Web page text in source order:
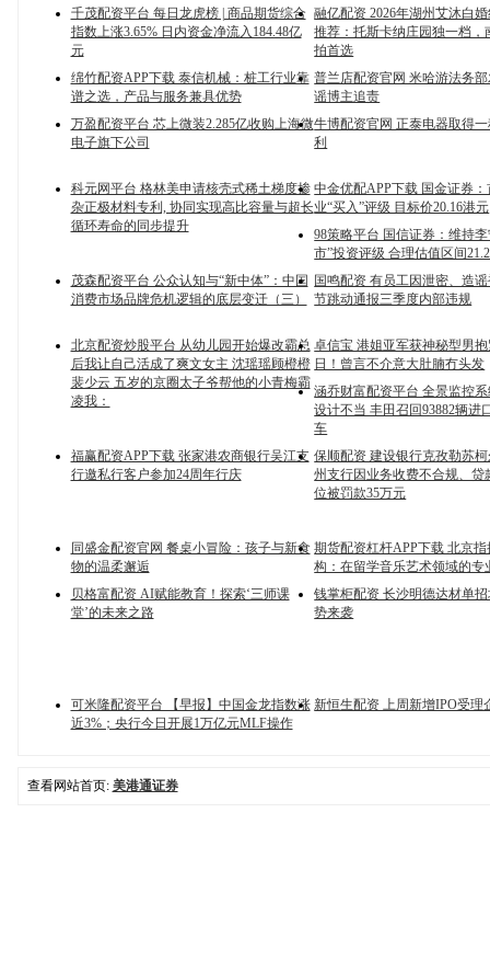
千茂配资平台 每日龙虎榜 | 商品期货综合
指数上涨3.65% 日内资金净流入184.48亿
元
融亿配资 2026年湖州艾沐白
推荐：托斯卡纳庄园独一档，
拍首选
绵竹配资APP下载 泰信机械：桩工行业靠
谱之选，产品与服务兼具优势
普兰店配资官网 米哈游法务
谣博主追责
万盈配资平台 芯上微装2.285亿收购上海微
电子旗下公司
牛博配资官网 正泰电器取得
利
科元网平台 格林美申请核壳式稀土梯度掺
杂正极材料专利, 协同实现高比容量与超长
循环寿命的同步提升
中金优配APP下载 国金证券
业“买入”评级 目标价20.16港元
98策略平台 国信证券：维持
市”投资评级 合理估值区间
茂森配资平台 公众认知与“新中体”：中国
消费市场品牌危机逻辑的底层变迁（三）
国鸣配资 有员工因泄密、造
节跳动通报三季度内部违规
北京配资炒股平台 从幼儿园开始爆改霸总
后我让自己活成了爽文女主 沈瑶瑶顾橙橙
裴少云 五岁的京圈太子爷帮他的小青梅霸
凌我：
卓信宝 港姐亚军获神秘型男
日！曾言不介意大肚腩冇头发
涵乔财富配资平台 全景监控
设计不当 丰田召回93882辆进
车
福赢配资APP下载 张家港农商银行吴江支
行邀私行客户参加24周年行庆
保顺配资 建设银行克孜勒苏
州支行因业务收费不合规、贷
位被罚款35万元
同盛金配资官网 餐桌小冒险：孩子与新食
物的温柔邂逅
期货配资杠杆APP下载 北京
构：在留学音乐艺术领域的专
贝格富配资 AI赋能教育！探索‘三师课
堂’的未来之路
钱掌柜配资 长沙明德达材单
势来袭
可米隆配资平台 【早报】中国金龙指数涨
近3%；央行今日开展1万亿元MLF操作
新恒生配资 上周新增IPO受理
查看网站首页: 美港通证券